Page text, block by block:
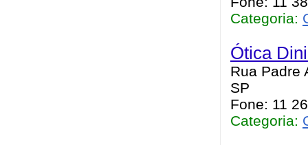
Categoria:
Ótica
Rua Padre
SP
Fone: 11
Categoria: